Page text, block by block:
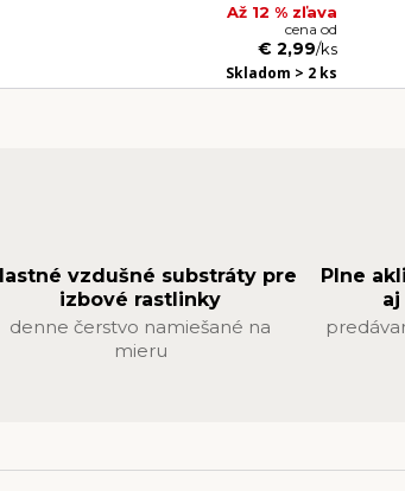
Až 12 % zľava
cena od
€ 2,99/ks
Skladom > 2 ks
vzdušné substráty pre
izbové rastlinky
denne čerstvo namiešané na
mieru
Plne